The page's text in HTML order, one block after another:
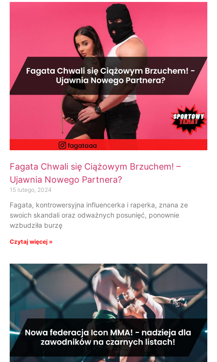
Fagata Chwali się Ciążowym Brzuchem! –
Ujawnia Nowego Partnera?
15 lutego, 2024
Fagata, kontrowersyjna influencerka i raperka, znana ze
swoich skandali oraz odważnych posunięć, ponownie
wzbudziła burzę
Czytaj więcej »